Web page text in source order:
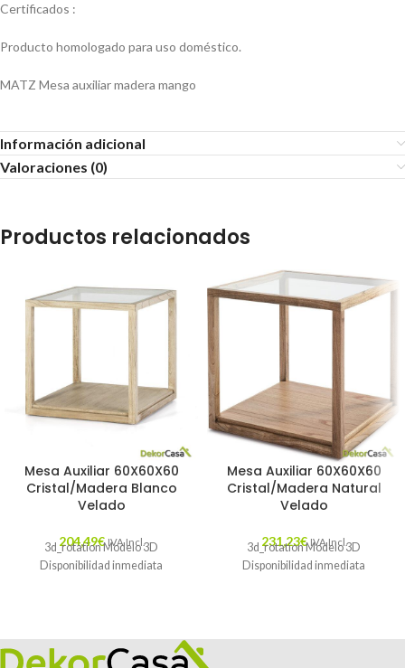
Certificados :
Producto homologado para uso doméstico.
MATZ Mesa auxiliar madera mango
Información adicional
Valoraciones (0)
Productos relacionados
Mesa Auxiliar 60X60X60
Cristal/Madera Blanco
Velado
204,49€ IVA Incl.
3d_rotation Modelo 3D
Disponibilidad inmediata
Mesa Auxiliar 60X60X60
Cristal/Madera Natural
Velado
231,23€ IVA Incl.
3d_rotation Modelo 3D
Disponibilidad inmediata